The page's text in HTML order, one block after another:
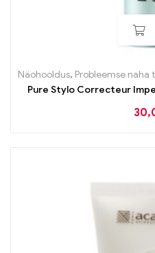
Näohooldus, Probleemse naha
Pure Stylo Correcteur